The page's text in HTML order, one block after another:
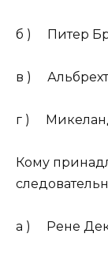
б ) Питер
в )
г )
Кому
а ) Рене